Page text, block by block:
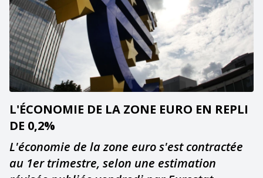
L'ÉCONOMIE DE LA ZONE EURO EN REPLI
DE 0,2%
L'économie de la zone euro s'est contractée
au 1er trimestre, selon une estimation